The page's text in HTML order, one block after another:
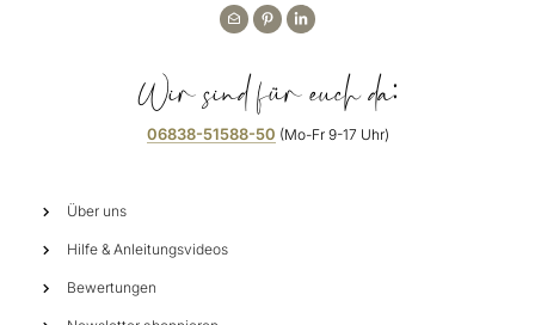
Wir sind für euch da:
06838-51588-50 (Mo-Fr 9-17 Uhr)
Über uns
Hilfe & Anleitungsvideos
Bewertungen